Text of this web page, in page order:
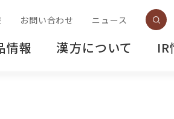
お問い合わせ ニュース
情報 漢方について IR